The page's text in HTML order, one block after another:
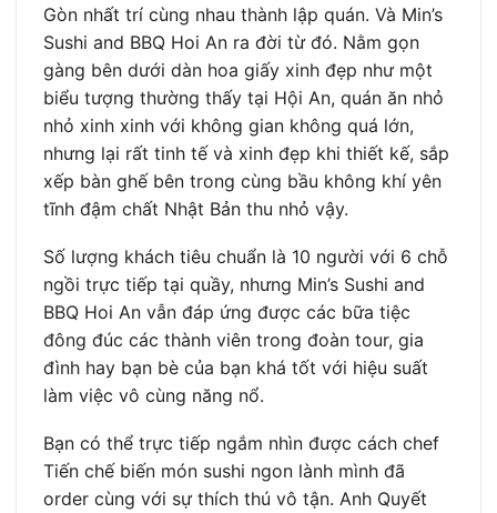
Gòn nhất trí cùng nhau thành lập quán. Và Min’s
Sushi and BBQ Hoi An ra đời từ đó. Nằm gọn
gàng bên dưới dàn hoa giấy xinh đẹp như một
biểu tượng thường thấy tại Hội An, quán ăn nhỏ
nhỏ xinh xinh với không gian không quá lớn,
nhưng lại rất tinh tế và xinh đẹp khi thiết kế, sắp
xếp bàn ghế bên trong cùng bầu không khí yên
tĩnh đậm chất Nhật Bản thu nhỏ vậy.
Số lượng khách tiêu chuẩn là 10 người với 6 chỗ
ngồi trực tiếp tại quầy, nhưng Min’s Sushi and
BBQ Hoi An vẫn đáp ứng được các bữa tiệc
đông đúc các thành viên trong đoàn tour, gia
đình hay bạn bè của bạn khá tốt với hiệu suất
làm việc vô cùng năng nổ.
Bạn có thể trực tiếp ngắm nhìn được cách chef
Tiến chế biến món sushi ngon lành mình đã
order cùng với sự thích thú vô tận. Anh Quyết